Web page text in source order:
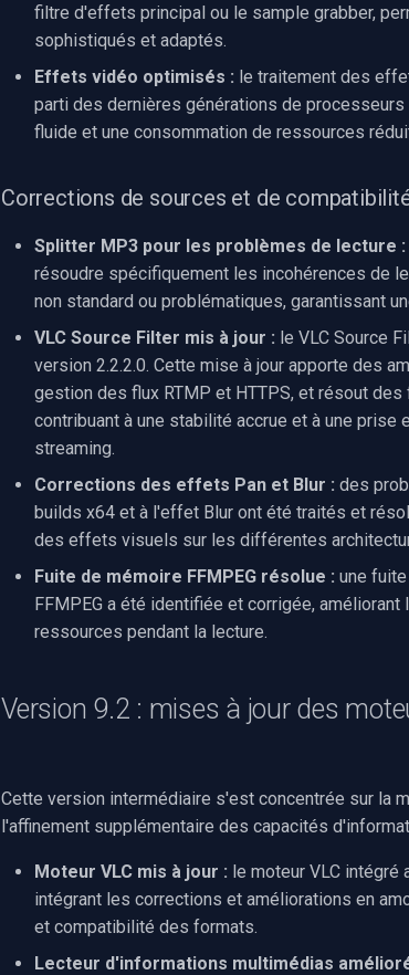
filtre d'effets principal ou le sample grabber,
sophistiqués et adaptés.
Effets vidéo optimisés : le traitement des
parti des dernières générations de
fluide et une consommation de ressources
Corrections de sources et de
Splitter MP3 pour les problèmes de lecture :
résoudre spécifiquement les incohérences de
non standard ou problématiques, garantissant
VLC Source Filter mis à jour : le VLC Source
version 2.2.2.0. Cette mise à jour apporte des
gestion des flux RTMP et HTTPS, et résout
contribuant à une stabilité accrue et à une
streaming.
Corrections des effets Pan et Blur : des
builds x64 et à l'effet Blur ont été traités et
des effets visuels sur les différentes
Fuite de mémoire FFMPEG résolue : une
FFMPEG a été identifiée et corrigée,
ressources pendant la lecture.
Version 9.2 : mises à jour des
Cette version intermédiaire s'est concentrée sur la
l'affinement supplémentaire des capacités
Moteur VLC mis à jour : le moteur VLC intégré
intégrant les corrections et améliorations en
et compatibilité des formats.
Lecteur d'informations multimédias